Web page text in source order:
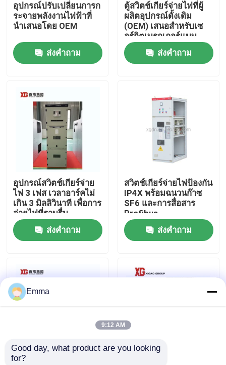
สินค้า
เกี่ยวกับเรา
ทัวร์โรงงาน
ควบคุมคุณภาพ
ติดต่อเรา
สวิตช์แบ่งโหลดอากาศ
สวิตช์จ่ายไฟ
อุปกรณ์ปรับเปลี่ยนการก
ระจายพลังงานไฟฟ้าที่
นําเสนอโดย OEM
ส่งคำถาม
ตู้สวิตช์เกียร์จ่ายไฟที่ผู้
ผลิตอุปกรณ์ดั้งเดิม
(OEM) เสนอสำหรับเซ
อร์กิตเบรกเกอร์แบบ
สุญญากาศหรือ SF6
และอุณหภูมิแวดล้อม
-5°C - 40°C
ส่งคำถาม
อุปกรณ์สวิตช์เกียร์จ่าย
ไฟ 3 เฟส เวลาอาร์คไม่
เกิน 3 มิลลิวินาที เพื่อการ
จ่ายไฟที่ราบรื่น
ส่งคำถาม
สวิตช์เกียร์จ่ายไฟป้องกัน
IP4X พร้อมฉนวนก๊าซ
SF6 และการสื่อสาร
Profibus
ส่งคำถาม
โซลูชันตู้สวิตช์เกียร์จ่าย
Emma
9:12 AM
Good day, what product are you looking
for?